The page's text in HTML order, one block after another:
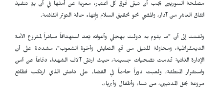
مصلحة السوريين يجب أن تبقى فوق كل اعتبار، معربة عن أملها في أن يتم تنفيذ
اتفاق العاشر من آذار، والمضي نحو تحقيق السلام وإنهاء حالة التوتر القائمة.
ولفتت إلى أن "ما يقوم به دولت بهجلي وأعوانه يُعد استهدافاً مباشراً لمشروع الأمة
الديمقراطية، ومحاولة للنيل من قيم التعايش وأخوة الشعوب"، مشددة على أن
الإدارة الذاتية قدمت تضحيات جسيمة، حيث ارتقى آلاف الشهداء دفاعاً عن أمن
واستقرار المنطقة، ولعبت دوراً حاسماً في القضاء على داعش الذي ارتكب فظائع
مروعة بحق المدنيين، من نساء وأطفال وأبرياء.